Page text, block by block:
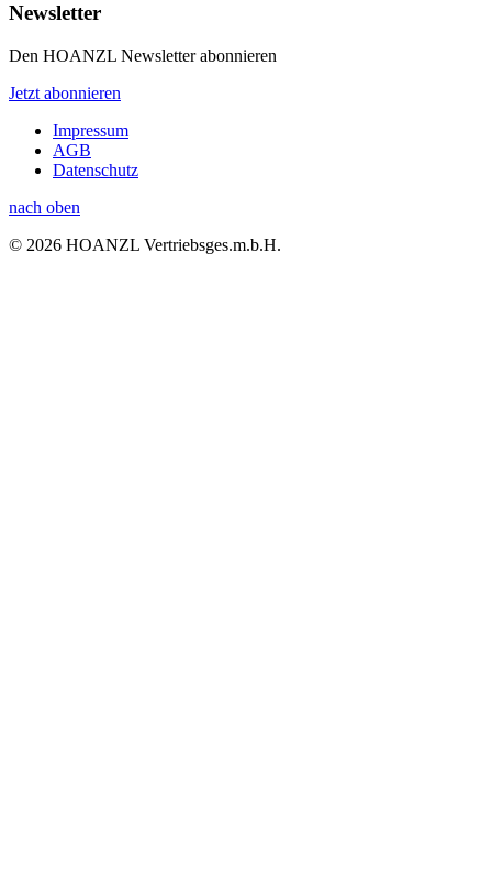
Newsletter
Den HOANZL Newsletter abonnieren
Jetzt abonnieren
Impressum
AGB
Datenschutz
nach oben
© 2026 HOANZL Vertriebsges.m.b.H.